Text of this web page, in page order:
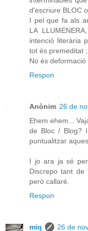
d'escriure BLOC o
I pel que fa als
LA
intenció literària
tot és premeditat
No és
Respon
Anònim 26 de
Ehem ehem...
de Bloc / Blog?
puntualitzar
I jo ara ja sé
Discrepo tant de
però callaré.
Respon
miq
26 de